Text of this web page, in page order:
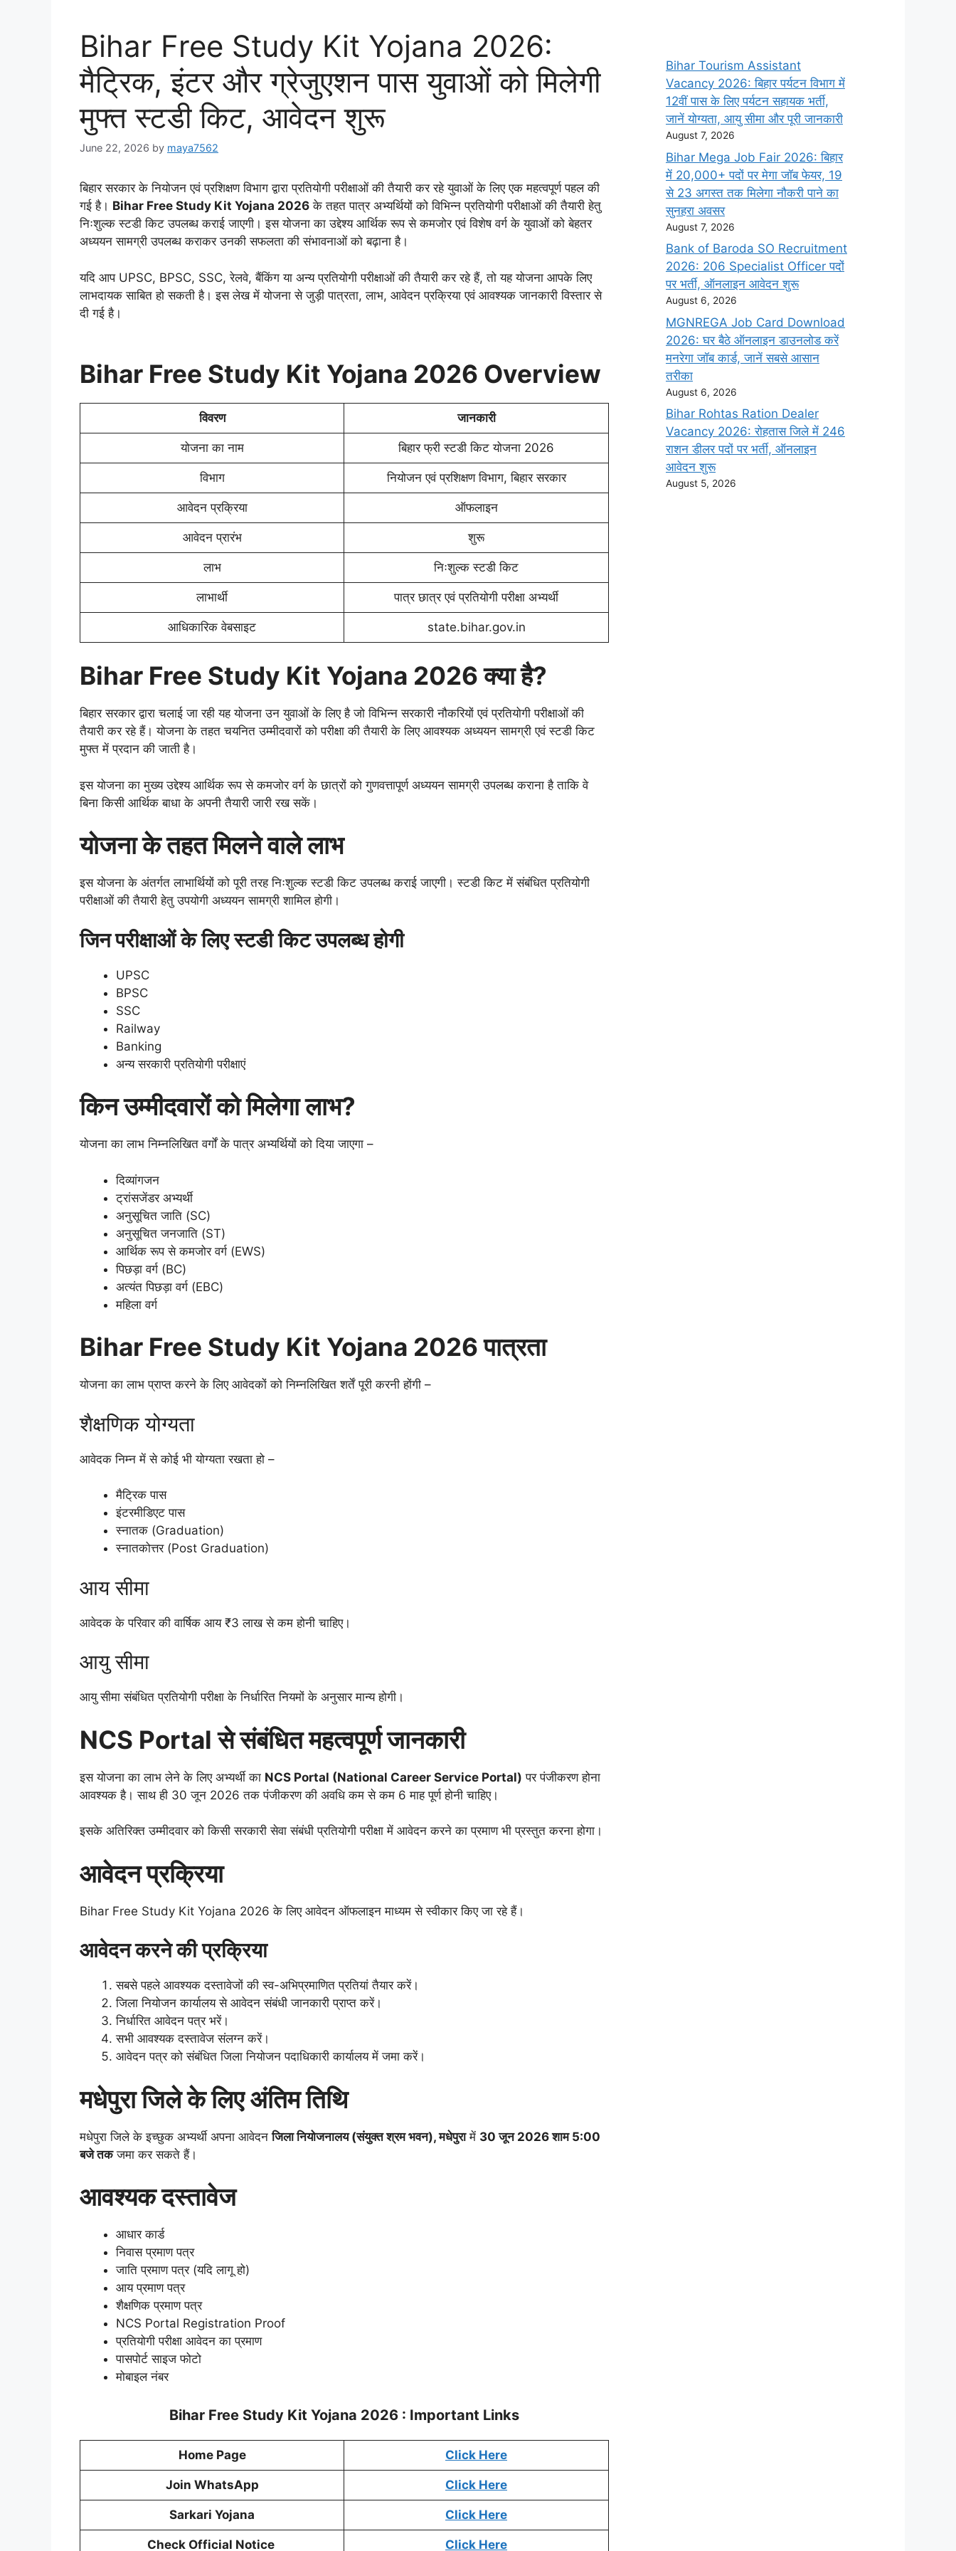
Bihar Free Study Kit Yojana 2026:
मैट्रिक, इंटर और ग्रेजुएशन पास युवाओं को मिलेगी
मुफ्त स्टडी किट, आवेदन शुरू
June 22, 2026 by maya7562
बिहार सरकार के नियोजन एवं प्रशिक्षण विभाग द्वारा प्रतियोगी परीक्षाओं की तैयारी कर रहे युवाओं के लिए एक महत्वपूर्ण पहल की
गई है। Bihar Free Study Kit Yojana 2026 के तहत पात्र अभ्यर्थियों को विभिन्न प्रतियोगी परीक्षाओं की तैयारी हेतु
निःशुल्क स्टडी किट उपलब्ध कराई जाएगी। इस योजना का उद्देश्य आर्थिक रूप से कमजोर एवं विशेष वर्ग के युवाओं को बेहतर
अध्ययन सामग्री उपलब्ध कराकर उनकी सफलता की संभावनाओं को बढ़ाना है।
यदि आप UPSC, BPSC, SSC, रेलवे, बैंकिंग या अन्य प्रतियोगी परीक्षाओं की तैयारी कर रहे हैं, तो यह योजना आपके लिए
लाभदायक साबित हो सकती है। इस लेख में योजना से जुड़ी पात्रता, लाभ, आवेदन प्रक्रिया एवं आवश्यक जानकारी विस्तार से
दी गई है।
Bihar Free Study Kit Yojana 2026 Overview
विवरण जानकारी
योजना का नाम बिहार फ्री स्टडी किट योजना 2026
विभाग नियोजन एवं प्रशिक्षण विभाग, बिहार सरकार
आवेदन प्रक्रिया ऑफलाइन
आवेदन प्रारंभ शुरू
लाभ निःशुल्क स्टडी किट
लाभार्थी पात्र छात्र एवं प्रतियोगी परीक्षा अभ्यर्थी
आधिकारिक वेबसाइट state.bihar.gov.in
Bihar Free Study Kit Yojana 2026 क्या है?
बिहार सरकार द्वारा चलाई जा रही यह योजना उन युवाओं के लिए है जो विभिन्न सरकारी नौकरियों एवं प्रतियोगी परीक्षाओं की
तैयारी कर रहे हैं। योजना के तहत चयनित उम्मीदवारों को परीक्षा की तैयारी के लिए आवश्यक अध्ययन सामग्री एवं स्टडी किट
मुफ्त में प्रदान की जाती है।
इस योजना का मुख्य उद्देश्य आर्थिक रूप से कमजोर वर्ग के छात्रों को गुणवत्तापूर्ण अध्ययन सामग्री उपलब्ध कराना है ताकि वे
बिना किसी आर्थिक बाधा के अपनी तैयारी जारी रख सकें।
योजना के तहत मिलने वाले लाभ
इस योजना के अंतर्गत लाभार्थियों को पूरी तरह निःशुल्क स्टडी किट उपलब्ध कराई जाएगी। स्टडी किट में संबंधित प्रतियोगी
परीक्षाओं की तैयारी हेतु उपयोगी अध्ययन सामग्री शामिल होगी।
जिन परीक्षाओं के लिए स्टडी किट उपलब्ध होगी
UPSC
BPSC
SSC
Railway
Banking
अन्य सरकारी प्रतियोगी परीक्षाएं
किन उम्मीदवारों को मिलेगा लाभ?
योजना का लाभ निम्नलिखित वर्गों के पात्र अभ्यर्थियों को दिया जाएगा –
दिव्यांगजन
ट्रांसजेंडर अभ्यर्थी
अनुसूचित जाति (SC)
अनुसूचित जनजाति (ST)
आर्थिक रूप से कमजोर वर्ग (EWS)
पिछड़ा वर्ग (BC)
अत्यंत पिछड़ा वर्ग (EBC)
महिला वर्ग
Bihar Free Study Kit Yojana 2026 पात्रता
योजना का लाभ प्राप्त करने के लिए आवेदकों को निम्नलिखित शर्तें पूरी करनी होंगी –
शैक्षणिक योग्यता
आवेदक निम्न में से कोई भी योग्यता रखता हो –
मैट्रिक पास
इंटरमीडिएट पास
स्नातक (Graduation)
स्नातकोत्तर (Post Graduation)
आय सीमा
आवेदक के परिवार की वार्षिक आय ₹3 लाख से कम होनी चाहिए।
आयु सीमा
आयु सीमा संबंधित प्रतियोगी परीक्षा के निर्धारित नियमों के अनुसार मान्य होगी।
NCS Portal से संबंधित महत्वपूर्ण जानकारी
इस योजना का लाभ लेने के लिए अभ्यर्थी का NCS Portal (National Career Service Portal) पर पंजीकरण होना
आवश्यक है। साथ ही 30 जून 2026 तक पंजीकरण की अवधि कम से कम 6 माह पूर्ण होनी चाहिए।
इसके अतिरिक्त उम्मीदवार को किसी सरकारी सेवा संबंधी प्रतियोगी परीक्षा में आवेदन करने का प्रमाण भी प्रस्तुत करना होगा।
आवेदन प्रक्रिया
Bihar Free Study Kit Yojana 2026 के लिए आवेदन ऑफलाइन माध्यम से स्वीकार किए जा रहे हैं।
आवेदन करने की प्रक्रिया
सबसे पहले आवश्यक दस्तावेजों की स्व-अभिप्रमाणित प्रतियां तैयार करें।
जिला नियोजन कार्यालय से आवेदन संबंधी जानकारी प्राप्त करें।
निर्धारित आवेदन पत्र भरें।
सभी आवश्यक दस्तावेज संलग्न करें।
आवेदन पत्र को संबंधित जिला नियोजन पदाधिकारी कार्यालय में जमा करें।
मधेपुरा जिले के लिए अंतिम तिथि
मधेपुरा जिले के इच्छुक अभ्यर्थी अपना आवेदनजिला नियोजनालय (संयुक्त श्रम भवन), मधेपुरामें 30 जून 2026 शाम 5:00
बजे तकजमा कर सकते हैं।
आवश्यक दस्तावेज
आधार कार्ड
निवास प्रमाण पत्र
जाति प्रमाण पत्र (यदि लागू हो)
आय प्रमाण पत्र
शैक्षणिक प्रमाण पत्र
NCS Portal Registration Proof
प्रतियोगी परीक्षा आवेदन का प्रमाण
पासपोर्ट साइज फोटो
मोबाइल नंबर
Bihar Free Study Kit Yojana 2026 : Important Links
Home Page Click Here
Join WhatsApp Click Here
Sarkari Yojana Click Here
Check Official Notice Click Here
Bihar Tourism Assistant
Vacancy 2026: बिहार पर्यटन विभाग में
12वीं पास के लिए पर्यटन सहायक भर्ती,
जानें योग्यता, आयु सीमा और पूरी जानकारी
August 7, 2026
Bihar Mega Job Fair 2026: बिहार
में 20,000+ पदों पर मेगा जॉब फेयर, 19
से 23 अगस्त तक मिलेगा नौकरी पाने का
सुनहरा अवसर
August 7, 2026
Bank of Baroda SO Recruitment
2026: 206 Specialist Officer पदों
पर भर्ती, ऑनलाइन आवेदन शुरू
August 6, 2026
MGNREGA Job Card Download
2026: घर बैठे ऑनलाइन डाउनलोड करें
मनरेगा जॉब कार्ड, जानें सबसे आसान
तरीका
August 6, 2026
Bihar Rohtas Ration Dealer
Vacancy 2026: रोहतास जिले में 246
राशन डीलर पदों पर भर्ती, ऑनलाइन
आवेदन शुरू
August 5, 2026